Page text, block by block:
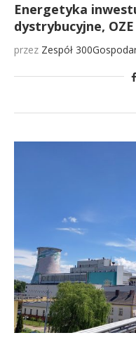
Energetyka
dystrybucyjne,
przez Zespół